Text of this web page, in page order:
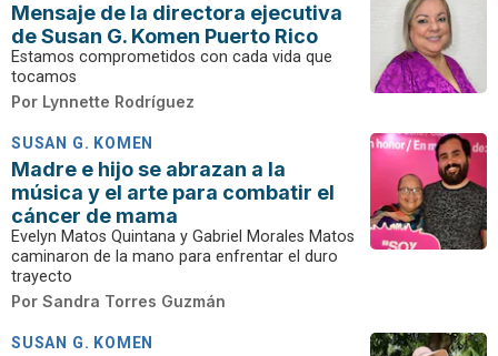
Mensaje de la directora ejecutiva
de Susan G. Komen Puerto Rico
Estamos comprometidos con cada vida que
tocamos
Por Lynnette Rodríguez
SUSAN G. KOMEN
Madre e hijo se abrazan a la
música y el arte para combatir el
cáncer de mama
Evelyn Matos Quintana y Gabriel Morales Matos
caminaron de la mano para enfrentar el duro
trayecto
Por Sandra Torres Guzmán
SUSAN G. KOMEN